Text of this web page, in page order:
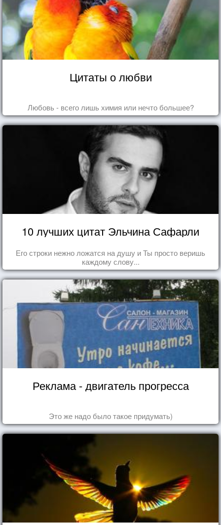
Цитаты о любви
Любовь - всего лишь химия или нечто большее?
10 лучших цитат Эльчина Сафарли
Его строки нежно ложатся на душу и Ты просто веришь
каждому слову...
Реклама - двигатель прогресса
Это же надо было такое придумать)